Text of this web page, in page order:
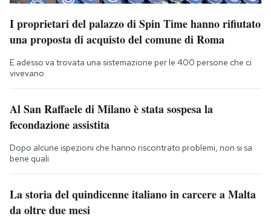
I proprietari del palazzo di Spin Time hanno rifiutato
una proposta di acquisto del comune di Roma
E adesso va trovata una sistemazione per le 400 persone che ci
vivevano
Al San Raffaele di Milano è stata sospesa la
fecondazione assistita
Dopo alcune ispezioni che hanno riscontrato problemi, non si sa
bene quali
La storia del quindicenne italiano in carcere a Malta
da oltre due mesi